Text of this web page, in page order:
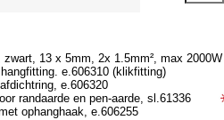
zwart, 13 x 5mm, 2x 1.5mm², max 2000W
e.606310 (klikfitting)
e.606320
randaarde en pen-aarde, sl.61336
ophanghaak, e.606255